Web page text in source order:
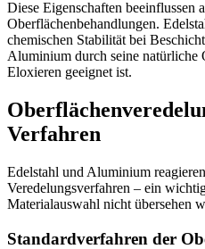
Diese Eigenschaften beeinflussen
Oberflächenbehandlungen.
chemischen Stabilität bei
Aluminium durch seine natürliche
Eloxieren geeignet ist.
Verfahren
Edelstahl und Aluminium
Veredelungsverfahren – ein
Materialauswahl nicht übersehen
Standardverfahren der